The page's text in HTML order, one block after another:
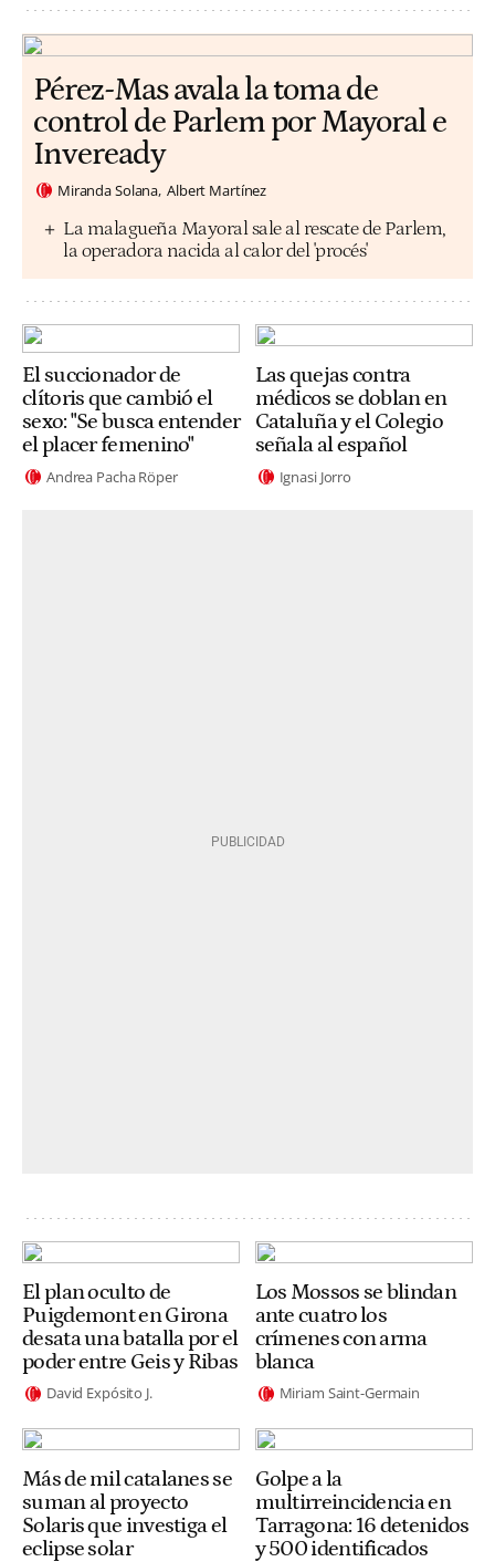
Pérez-Mas avala la toma de
control de Parlem por Mayoral e
Inveready
Miranda Solana Albert Martínez
La malagueña Mayoral sale al rescate de Parlem,
la operadora nacida al calor del 'procés'
El succionador de
clítoris que cambió el
sexo: "Se busca entender
el placer femenino"
Andrea Pacha Röper
Las quejas contra
médicos se doblan en
Cataluña y el Colegio
señala al español
Ignasi Jorro
El plan oculto de
Puigdemont en Girona
desata una batalla por el
poder entre Geis y Ribas
David Expósito J.
Los Mossos se blindan
ante cuatro los
crímenes con arma
blanca
Miriam Saint-Germain
Más de mil catalanes se
suman al proyecto
Solaris que investiga el
eclipse solar
Golpe a la
multirreincidencia en
Tarragona: 16 detenidos
y 500 identificados